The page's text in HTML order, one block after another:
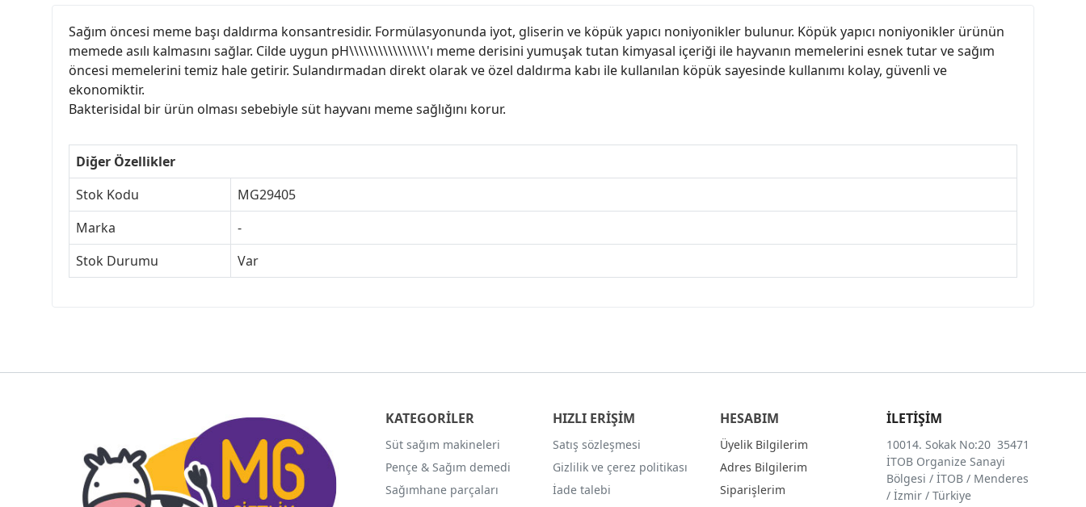
Sağım öncesi meme başı daldırma konsantresidir. Formülasyonunda iyot, gliserin ve köpük yapıcı noniyonikler bulunur. Köpük yapıcı noniyonikler ürünün
memede asılı kalmasını sağlar. Cilde uygun pH\\\\\\\\\\\\\\\\'ı meme derisini yumuşak tutan kimyasal içeriği ile hayvanın memelerini esnek tutar ve sağım
öncesi memelerini temiz hale getirir. Sulandırmadan direkt olarak ve özel daldırma kabı ile kullanılan köpük sayesinde kullanımı kolay, güvenli ve
ekonomiktir.
Bakterisidal bir ürün olması sebebiyle süt hayvanı meme sağlığını korur.
Diğer Özellikler
Stok Kodu
MG29405
Marka
-
Stok Durumu
Var
KATEGORİLER
Süt sağım makineleri
Pençe & Sağım demedi
Sağımhane parçaları
HIZLI ERİŞİM
Satış sözleşmesi
Gizlilik ve çerez politikası
İade talebi
HESABIM
Üyelik Bilgilerim
Adres Bilgilerim
Siparişlerim
İLETİŞİM
10014. Sokak No:20 35471
İTOB Organize Sanayi
Bölgesi / İTOB / Menderes
/ İzmir / Türkiye